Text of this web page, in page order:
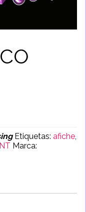
Etiquetas: afiche,
Marca: